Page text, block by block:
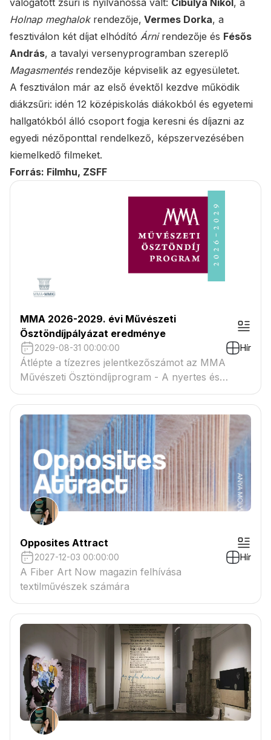
válogatott zsűri is nyilvánossá vált: Cibulya Nikol , a
Holnap meghalokrendezője, Vermes Dorka, a
fesztiválon két díjat elhódító Árnirendezője és Fésős
András, a tavalyi versenyprogramban szereplő
Magasmentésrendezője képviselik az egyesületet.
A fesztiválon már az első évektől kezdve működik
diákzsűri: idén 12 középiskolás diákokból és egyetemi
hallgatókból álló csoport fogja keresni és díjazni az
egyedi nézőponttal rendelkező, képszervezésében
kiemelkedő filmeket.
Forrás: Filmhu, ZSFF
MMA 2026-2029. évi Művészeti
Ösztöndíjpályázat eredménye
2029-08-31 00:00:00 Hír
Átlépte a tízezres jelentkezőszámot az MMA
Művészeti Ösztöndíjprogram - A nyertes és
tartaléklistás pályázók névsora megtekinthető a
csatolmányban
Opposites Attract
2027-12-03 00:00:00 Hír
A Fiber Art Now magazin felhívása
textilművészek számára